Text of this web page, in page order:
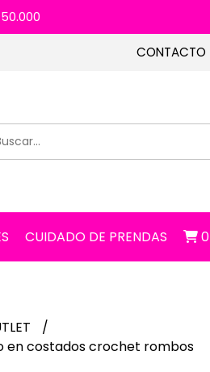
CONTACTO
CUIDADO DE PRENDAS 0
en costados crochet rombos